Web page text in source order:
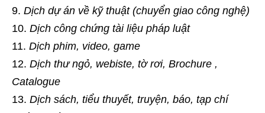
Dịch dự án về kỹ thuật (chuyển giao công nghệ)
Dịch công chứng tài liệu pháp luật
Dịch phim, video, game
Dịch thư ngỏ, webiste, tờ rơi, Brochure ,
Catalogue
Dịch sách, tiểu thuyết, truyện, báo, tạp chí